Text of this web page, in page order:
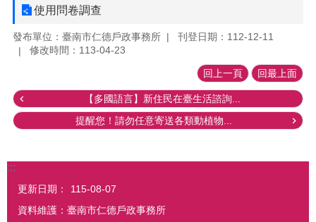
使用問卷調查
發布單位：臺南市仁德戶政事務所
刊登日期：112-12-11
修改時間：113-04-23
回上一頁 回最上面
【多國語言】新住民在臺生活諮詢...
提醒您！請勿任意寄送各類動植物...
:::
更新日期：
115-08-07
資料維護：臺南市仁德戶政事務所